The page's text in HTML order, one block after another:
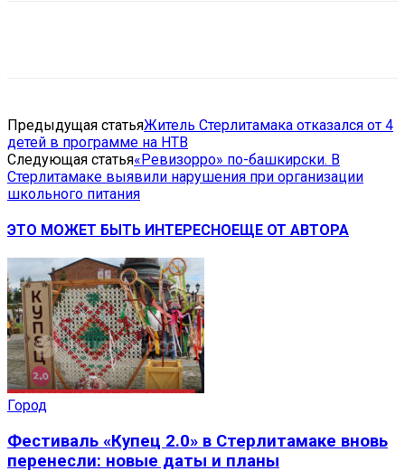
Предыдущая статьяЖитель Стерлитамака отказался от 4
детей в программе на НТВ
Следующая статья«Ревизорро» по-башкирски. В
Стерлитамаке выявили нарушения при организации
школьного питания
ЭТО МОЖЕТ БЫТЬ ИНТЕРЕСНОЕЩЕ ОТ АВТОРА
Город
Фестиваль «Купец 2.0» в Стерлитамаке вновь
перенесли: новые даты и планы